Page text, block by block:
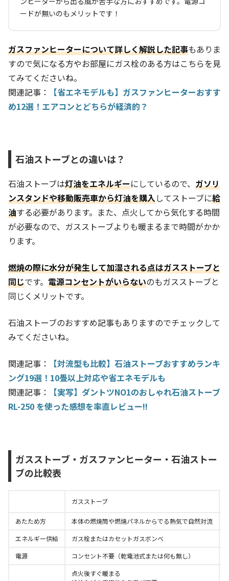
ードが無いのもメリットです！
ガスファンヒーターについて詳しく解説した記事もありま
すので気になる方やお部屋にガス栓のある方はこちらを見
てみてくださいね。
関連記事：
【省エネモデルも】ガスファンヒーターおすす
め12選！エアコンとどちらが経済的？
石油ストーブとの違いは？
石油ストーブは灯油をエネルギーにしているので、 ガソリ
ンスタンドや移動販売車から灯油を購入してストーブに給
油する必要があります。また、点火してから気化する時間
が必要なので、ガスストーブよりも暖まるまで時間がかか
ります。
燃焼の際に水分が発生して加湿される点はガスストーブと
同じです。 電源コンセントがいらないのもガスストーブと
同じくメリットです。
石油ストーブのおすすめ記事もありますのでチェックして
みてくださいね。
関連記事：
【対流型も比較】石油ストーブおすすめランキ
ング19選！10畳以上対応や省エネモデルも
関連記事：
【実写】ダントツNO1のおしゃれ石油ストーブ
RL-250 を使った感想を率直レビュー!!
ガスストーブ・ガスファンヒーター・石油ストー
ブの比較表
ガスストーブ
あたため方 本体の燃焼筒や燃焼パネルからでる熱気で自然対流
エネルギー供給
ガス栓またはカセットガスボンベ
電源
コンセント不要（乾電池式または何も無し）
点火後すぐ暖まる